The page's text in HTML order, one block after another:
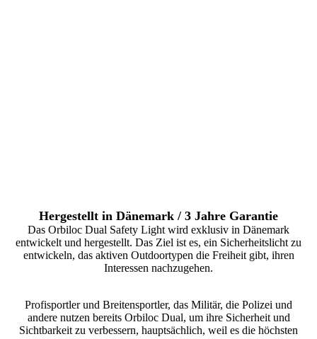
Hergestellt in Dänemark / 3 Jahre Garantie
Das Orbiloc Dual Safety Light wird exklusiv in Dänemark
entwickelt und hergestellt. Das Ziel ist es, ein Sicherheitslicht zu
entwickeln, das aktiven Outdoortypen die Freiheit gibt, ihren
Interessen nachzugehen.
Profisportler und Breitensportler, das Militär, die Polizei und
andere nutzen bereits Orbiloc Dual, um ihre Sicherheit und
Sichtbarkeit zu verbessern, hauptsächlich, weil es die höchsten